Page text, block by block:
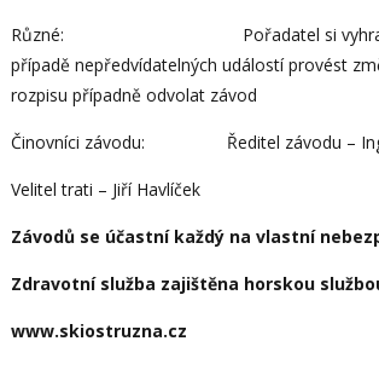
Různé: Pořadatel si
případě nepředvídatelných událostí provést
rozpisu případně odvolat závod
Činovníci závodu: Ředitel závodu – Ing.
Velitel trati – Jiří Havlíček
Závodů se účastní každý na vlastní
Zdravotní služba zajištěna horskou
www.skiostruzna.cz